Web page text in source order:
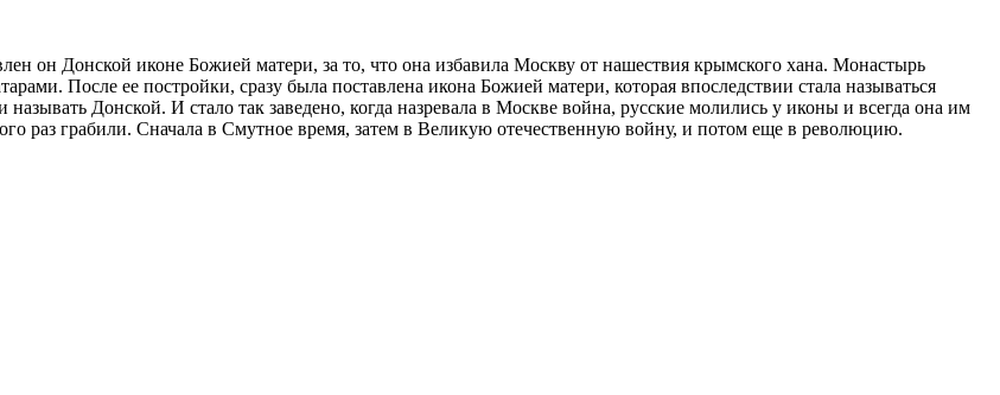
он Донской иконе Божией матери, за то, что она избавила Москву от нашествия крымского хана. Монастырь
После ее постройки, сразу была поставлена икона Божией матери, которая впоследствии стала называться
Донской. И стало так заведено, когда назревала в Москве война, русские молились у иконы и всегда она им
раз грабили. Сначала в Смутное время, затем в Великую отечественную войну, и потом еще в революцию.